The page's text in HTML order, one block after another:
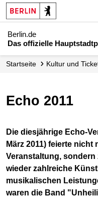
Berlin.de
Das offizielle
Startseite Kultur und
Echo 2011
Die diesjährige Echo-
März 2011) feierte
Veranstaltung,
wieder zahlreiche
musikalischen
waren die Band